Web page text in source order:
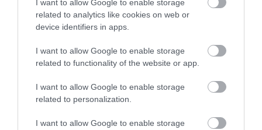
I want to allow Google to enable storage
related to analytics like cookies on web or
device identifiers in apps.
I want to allow Google to enable storage
related to functionality of the website or app.
I want to allow Google to enable storage
related to personalization.
I want to allow Google to enable storage
Borpatika Borozó 5.0
$$
Borozó
Bor Bár Borászat
4.0
Étterem Sörkert